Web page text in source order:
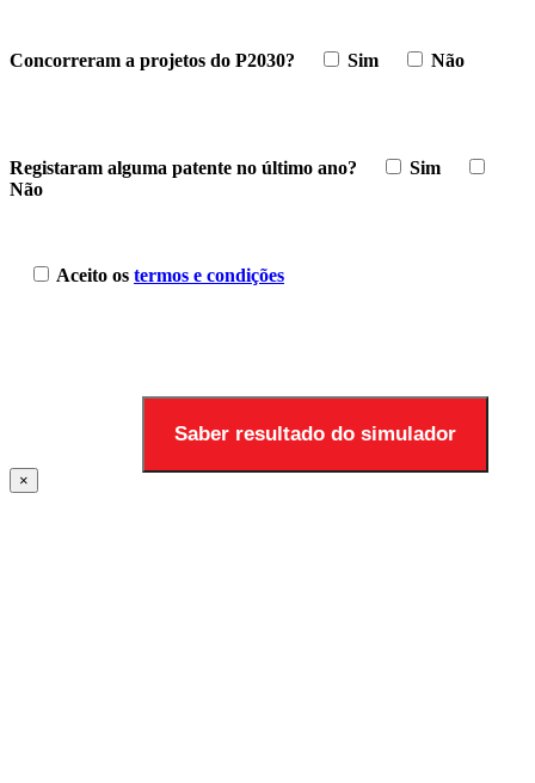
Concorreram a projetos do P2030? Sim Não
Registaram alguma patente no último ano?
Sim
Não
Aceito os termos e condições
×